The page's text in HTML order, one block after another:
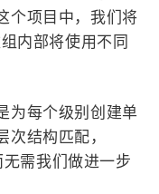
个项目中，我们将
内部将使用不同
为每个级别创建单
结构匹配，
需我们做进一步